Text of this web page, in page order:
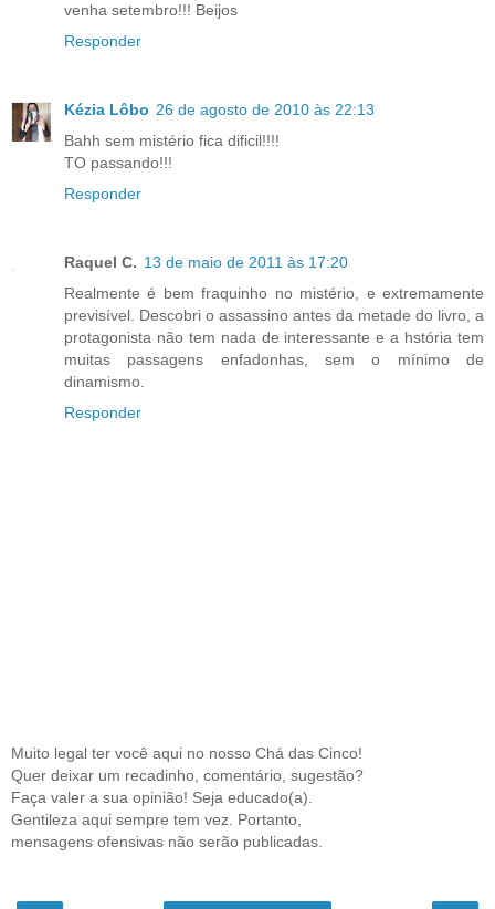
venha setembro!!! Beijos
Responder
Kézia Lôbo 26 de agosto de 2010 às 22:13
Bahh sem mistério fica dificil!!!!
TO passando!!!
Responder
Raquel C. 13 de maio de 2011 às 17:20
Realmente é bem fraquinho no mistério, e extremamente
previsível. Descobri o assassino antes da metade do livro, a
protagonista não tem nada de interessante e a hstória tem
muitas passagens enfadonhas, sem o mínimo de
dinamismo.
Responder
Muito legal ter você aqui no nosso Chá das Cinco!
Quer deixar um recadinho, comentário, sugestão?
Faça valer a sua opinião! Seja educado(a).
Gentileza aqui sempre tem vez. Portanto,
mensagens ofensivas não serão publicadas.